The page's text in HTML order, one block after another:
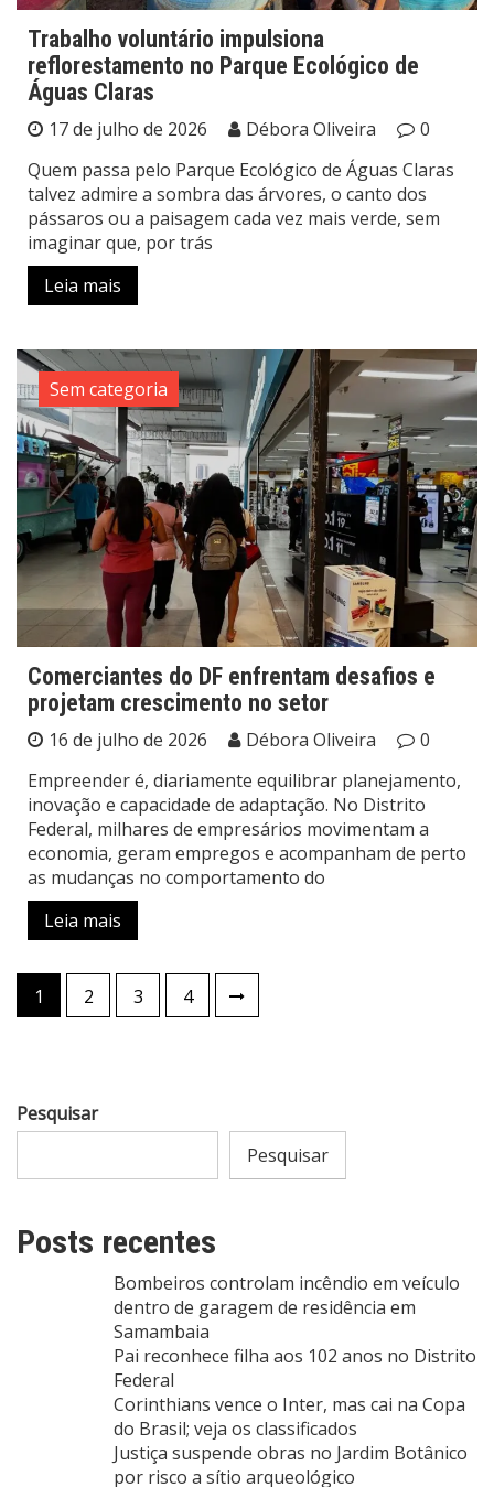
Trabalho voluntário impulsiona
reflorestamento no Parque Ecológico de
Águas Claras
17 de julho de 2026 Débora Oliveira
0
Quem passa pelo Parque Ecológico de Águas Claras
talvez admire a sombra das árvores, o canto dos
pássaros ou a paisagem cada vez mais verde, sem
imaginar que, por trás
Leia mais
Sem categoria
Comerciantes do DF enfrentam desafios e
projetam crescimento no setor
16 de julho de 2026 Débora Oliveira
0
Empreender é, diariamente equilibrar planejamento,
inovação e capacidade de adaptação. No Distrito
Federal, milhares de empresários movimentam a
economia, geram empregos e acompanham de perto
as mudanças no comportamento do
Leia mais
Paginação
de
1 2 3 4
Pesquisar
Pesquisar
Posts recentes
Bombeiros controlam incêndio em veículo
dentro de garagem de residência em
Samambaia
Pai reconhece filha aos 102 anos no Distrito
Federal
Corinthians vence o Inter, mas cai na Copa
do Brasil; veja os classificados
Justiça suspende obras no Jardim Botânico
por risco a sítio arqueológico